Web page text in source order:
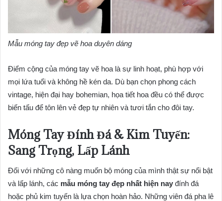
Mẫu móng tay đẹp vẽ hoa duyên dáng
Điểm cộng của móng tay vẽ hoa là sự linh hoạt, phù hợp với
mọi lứa tuổi và không hề kén da. Dù bạn chọn phong cách
vintage, hiện đại hay bohemian, họa tiết hoa đều có thể được
biến tấu để tôn lên vẻ đẹp tự nhiên và tươi tắn cho đôi tay.
Móng Tay Đính Đá & Kim Tuyến:
Sang Trọng, Lấp Lánh
Đối với những cô nàng muốn bộ móng của mình thật sự nổi bật
và lấp lánh, các mẫu móng tay đẹp nhất hiện nay đính đá
hoặc phủ kim tuyến là lựa chọn hoàn hảo. Những viên đá pha lê